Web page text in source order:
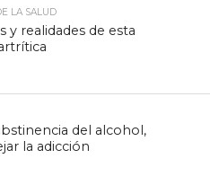
LA SALUD
y realidades de esta
del alcohol,
la adicción